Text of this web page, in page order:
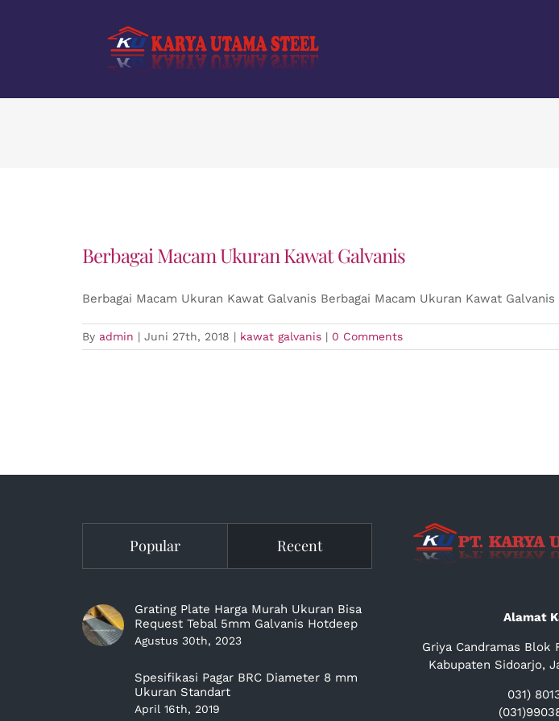
Berbagai Macam Ukuran Kawat Galvanis
Berbagai Macam Ukuran Kawat Galvanis Berbagai Macam Ukuran Kawat Galvanis
By admin | Juni 27th, 2018 | kawat galvanis | 0 Comments
Popular Recent
Grating Plate Harga Murah Ukuran Bisa
Request Tebal 5mm Galvanis Hotdeep
Agustus 30th, 2023
Spesifikasi Pagar BRC Diameter 8 mm
Ukuran Standart
April 16th, 2019
Alamat
Griya Candramas Blok
Kabupaten Sidoarjo,
031)